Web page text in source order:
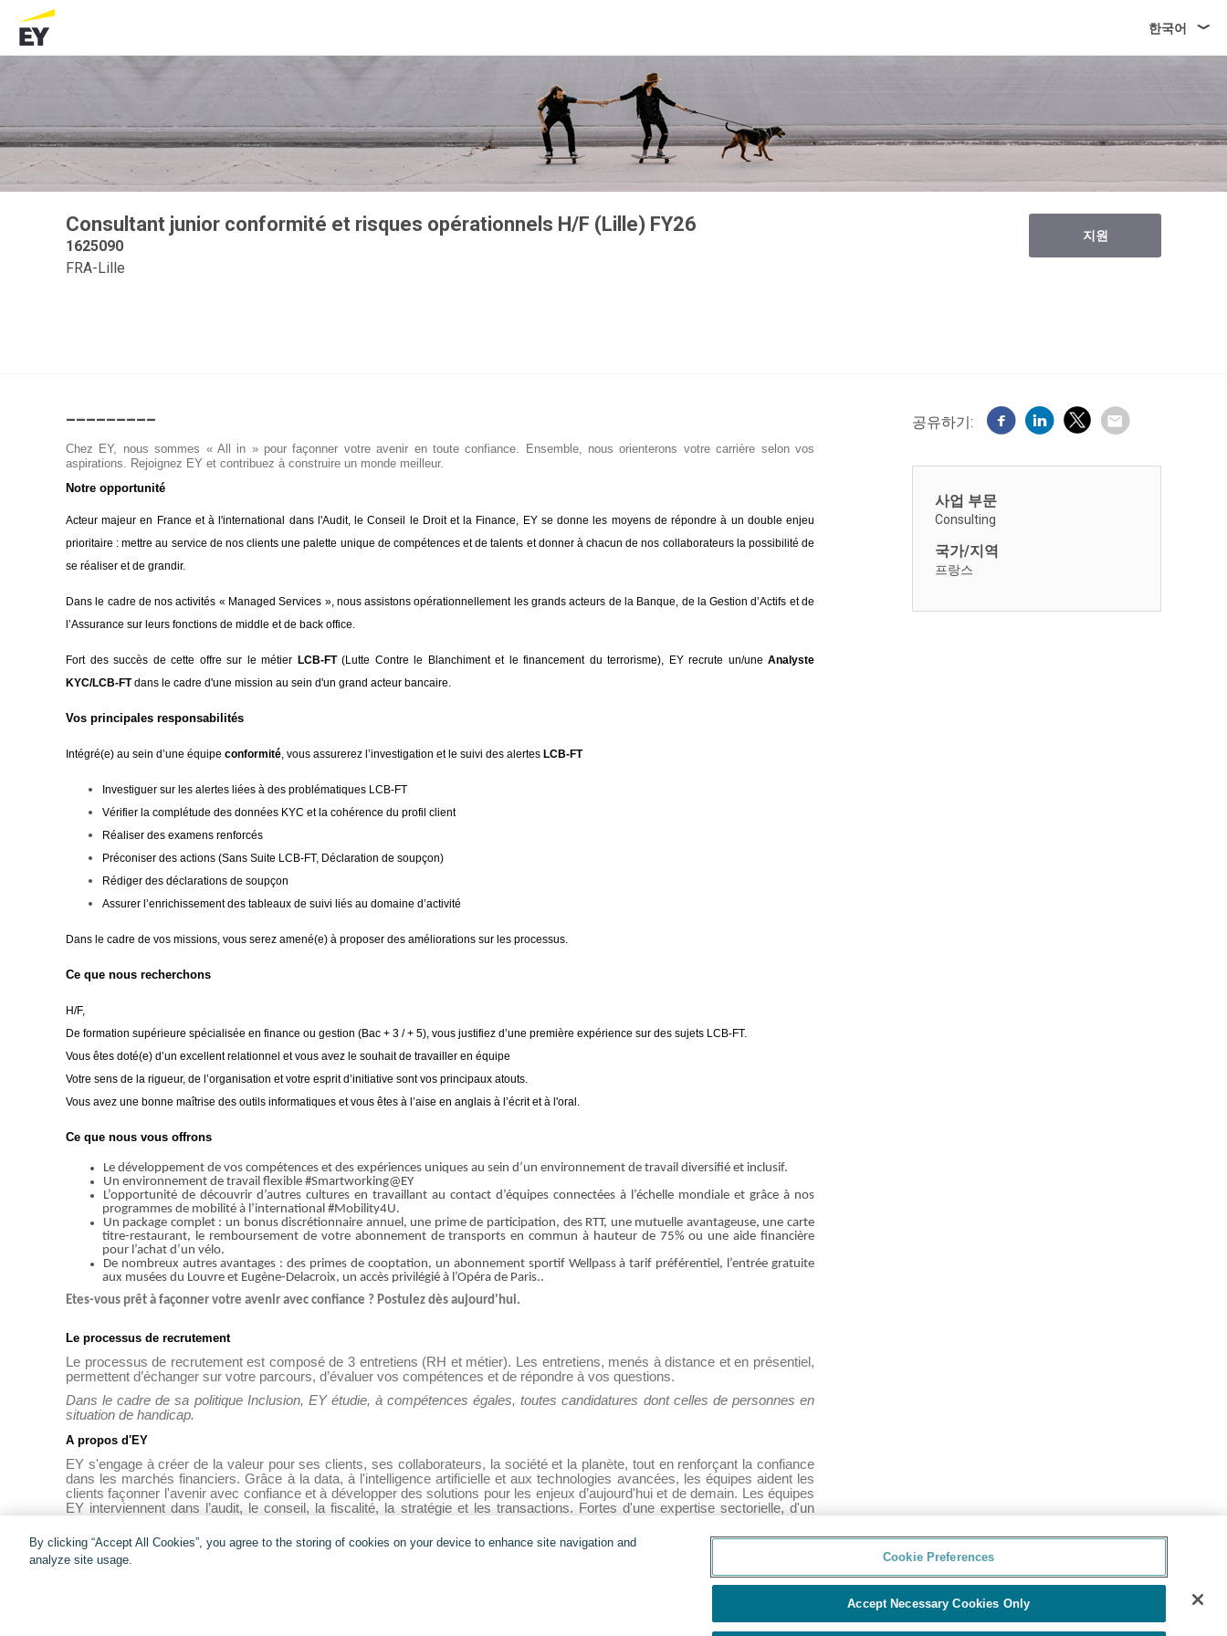
한국어
Consultant junior conformité et risques opérationnels H/F (Lille) FY26
1625090
FRA-Lille
지원
_________
Chez EY, nous sommes « All in » pour façonner votre avenir en toute confiance. Ensemble, nous orienterons votre carrière selon vos
aspirations. Rejoignez EY et contribuez à construire un monde meilleur.
Notre opportunité
Acteur majeur en France et à l'international dans l'Audit, le Conseil le Droit et la Finance, EY se donne les moyens de répondre à un double enjeu
prioritaire : mettre au service de nos clients une palette unique de compétences et de talents et donner à chacun de nos collaborateurs la possibilité de
se réaliser et de grandir.
Dans le cadre de nos activités « Managed Services », nous assistons opérationnellement les grands acteurs de la Banque, de la Gestion d’Actifs et de
l’Assurance sur leurs fonctions de middle et de back office.
Fort des succès de cette offre sur le métier LCB-FT(Lutte Contre le Blanchiment et le financement du terrorisme), EY recrute un/une Analyste
KYC/LCB-FTdans le cadre d'une mission au sein d'un grand acteur bancaire.
Vos principales responsabilités
Intégré(e) au sein d’une équipe conformité , vous assurerez l’investigation et le suivi des alertes LCB-FT
Investiguer sur les alertes liées à des problématiques LCB-FT
Vérifier la complétude des données KYC et la cohérence du profil client
Réaliser des examens renforcés
Préconiser des actions (Sans Suite LCB-FT, Déclaration de soupçon)
Rédiger des déclarations de soupçon
Assurer l’enrichissement des tableaux de suivi liés au domaine d’activité
Dans le cadre de vos missions, vous serez amené(e) à proposer des améliorations sur les processus.
Ce que nous recherchons
H/F,
De formation supérieure spécialisée en finance ou gestion (Bac + 3 / + 5), vous justifiez d’une première expérience sur des sujets LCB-FT.
Vous êtes doté(e) d’un excellent relationnel et vous avez le souhait de travailler en équipe
Votre sens de la rigueur, de l’organisation et votre esprit d’initiative sont vos principaux atouts.
Vous avez une bonne maîtrise des outils informatiques et vous êtes à l’aise en anglais à l’écrit et à l'oral.
Ce que nous vous offrons
Le développement de vos compétences et des expériences uniques au sein d’un environnement de travail diversifié et inclusif.
Un environnement de travail flexible #Smartworking@EY
L’opportunité de découvrir d’autres cultures en travaillant au contact d’équipes connectées à l’échelle mondiale et grâce à nos
programmes de mobilité à l’international #Mobility4U.
Un package complet : un bonus discrétionnaire annuel, une prime de participation, des RTT, une mutuelle avantageuse, une carte
titre-restaurant, le remboursement de votre abonnement de transports en commun à hauteur de 75% ou une aide financière
pour l’achat d’un vélo.
De nombreux autres avantages : des primes de cooptation, un abonnement sportif Wellpass à tarif préférentiel, l’entrée gratuite
aux musées du Louvre et Eugène-Delacroix, un accès privilégié à l’Opéra de Paris..
Etes-vous prêt à façonner votre avenir avec confiance ? Postulez dès aujourd'hui.
Le processus de recrutement
Le processus de recrutement est composé de 3 entretiens (RH et métier). Les entretiens, menés à distance et en présentiel,
permettent d’échanger sur votre parcours, d’évaluer vos compétences et de répondre à vos questions.
Dans le cadre de sa politique Inclusion, EY étudie, à compétences égales, toutes candidatures dont celles de personnes en
situation de handicap.
A propos d'EY
EY s'engage à créer de la valeur pour ses clients, ses collaborateurs, la société et la planète, tout en renforçant la confiance
dans les marchés financiers. Grâce à la data, à l'intelligence artificielle et aux technologies avancées, les équipes aident les
clients façonner l'avenir avec confiance et à développer des solutions pour les enjeux d’aujourd'hui et de demain. Les équipes
EY interviennent dans l’audit, le conseil, la fiscalité, la stratégie et les transactions. Fortes d'une expertise sectorielle, d'un
interviennent dans plus de 150 pays et territoires.
공유하기:
사업 부문
Consulting
국가/지역
프랑스
By clicking “Accept All Cookies”, you agree to the storing of cookies on your device to enhance site navigation and
analyze site usage.
Cookie Preferences
Accept Necessary Cookies Only